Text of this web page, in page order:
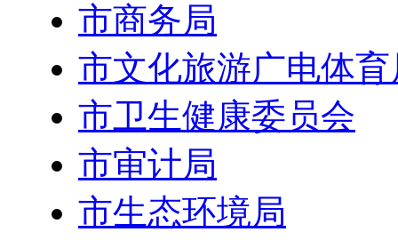
市商务局
市文化旅游广电体育
市卫生健康委员会
市审计局
市生态环境局